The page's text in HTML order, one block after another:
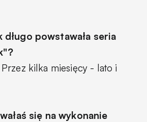
powstawała seria
kilka miesięcy - lato i
się na wykonanie